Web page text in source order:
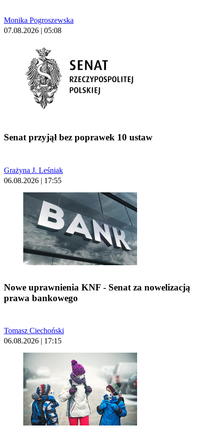
Monika Pogroszewska
07.08.2026 | 05:08
Senat przyjął bez poprawek 10 ustaw
Grażyna J. Leśniak
06.08.2026 | 17:55
Nowe uprawnienia KNF - Senat za nowelizacją
prawa bankowego
Tomasz Ciechoński
06.08.2026 | 17:15